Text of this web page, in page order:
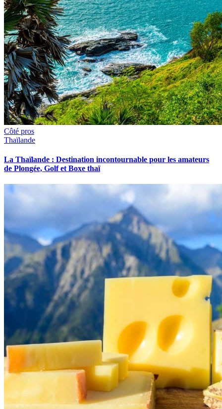
Côté pros
Thaïlande
La Thaïlande : Destination incontournable pour les amateurs
de Plongée, Golf et Boxe thaï